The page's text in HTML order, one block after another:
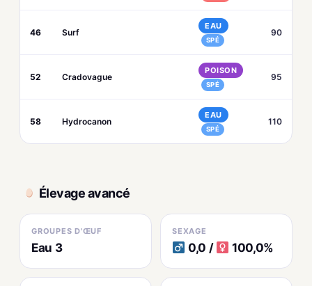
46 Surf
EAU
SPÉ
90
52 Cradovague
POISON
SPÉ
95
58 Hydrocanon
EAU
SPÉ
110
Élevage avancé
GROUPES D'ŒUF
Eau 3
SEXAGE
0,0 / 100,0%